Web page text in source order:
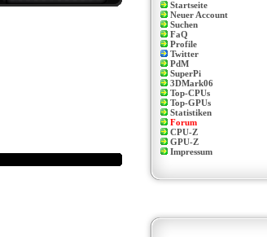
Startseite
Neuer Account
Suchen
FaQ
Profile
Twitter
PdM
SuperPi
3DMark06
Top-CPUs
Top-GPUs
Statistiken
Forum
CPU-Z
GPU-Z
Impressum